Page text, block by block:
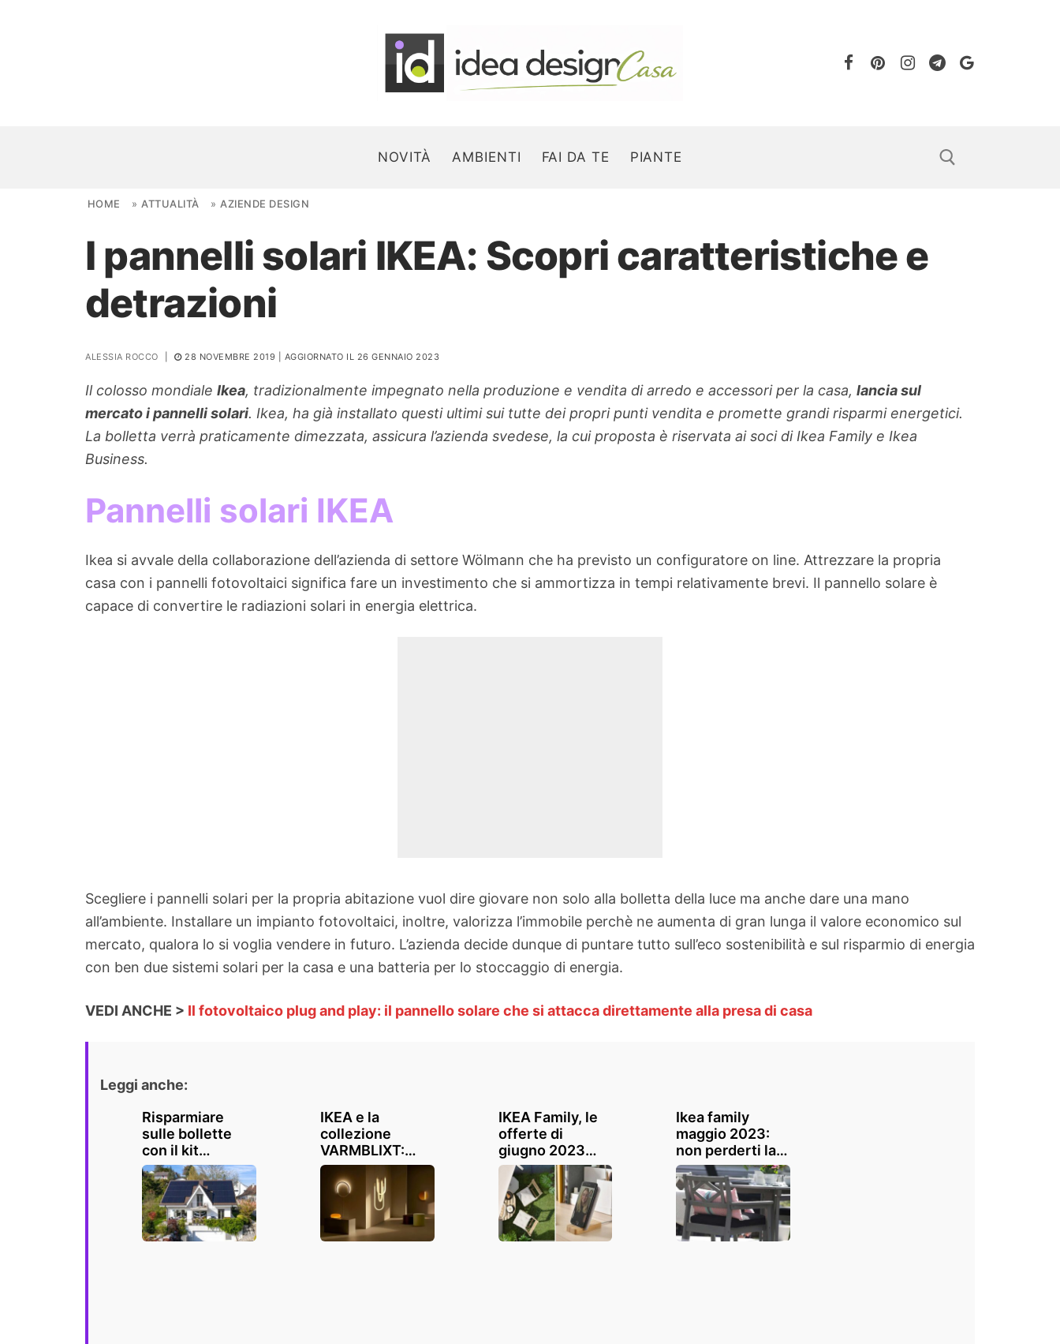
NOVITÀ AMBIENTI FAI DA TE PIANTE
Search for:
NOVITÀ
AMBIENTI
Ortaggio
Search for:
HOME » ATTUALITÀ » AZIENDE DESIGN
I pannelli solari IKEA: Scopri caratteristiche e
detrazioni
ALESSIA ROCCO 28 NOVEMBRE 2019 | AGGIORNATO IL 26 GENNAIO 2023
Il colosso mondiale Ikea, tradizionalmente impegnato nella produzione e vendita di arredo e accessori per la casa, lancia sul
mercato i pannelli solari. Ikea, ha già installato questi ultimi sui tutte dei propri punti vendita e promette grandi risparmi energetici.
La bolletta verrà praticamente dimezzata, assicura l’azienda svedese, la cui proposta è riservata ai soci di Ikea Family e Ikea
Business.
Pannelli solari IKEA
Ikea si avvale della collaborazione dell’azienda di settore Wölmann che ha previsto un configuratore on line. Attrezzare la propria
casa con i pannelli fotovoltaici significa fare un investimento che si ammortizza in tempi relativamente brevi. Il pannello solare è
capace di convertire le radiazioni solari in energia elettrica.
Scegliere i pannelli solari per la propria abitazione vuol dire giovare non solo alla bolletta della luce ma anche dare una mano
all’ambiente. Installare un impianto fotovoltaici, inoltre, valorizza l’immobile perchè ne aumenta di gran lunga il valore economico sul
mercato, qualora lo si voglia vendere in futuro. L’azienda decide dunque di puntare tutto sull’eco sostenibilità e sul risparmio di energia
con ben due sistemi solari per la casa e una batteria per lo stoccaggio di energia.
VEDI ANCHE > Il fotovoltaico plug and play: il pannello solare che si attacca direttamente alla presa di casa
Leggi anche:
Risparmiare
sulle bollette
con il kit
fotovoltaico
Ikea: ecco di
cosa si tratta e
come funziona
IKEA e la
collezione
VARMBLIXT:
l'illuminazione
che trasforma la
tua casa e le tue
emozioni
IKEA Family, le
offerte di
giugno 2023
che non puoi
perdere: sconti
fino al 34%
Ikea family
maggio 2023:
non perderti la
serie
BONDHOLMEN
in offerta per
arredare
l'outdoor